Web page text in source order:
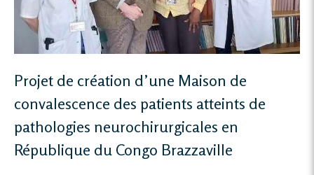
Projet de création d’une Maison de
convalescence des patients atteints de
pathologies neurochirurgicales en
République du Congo Brazzaville